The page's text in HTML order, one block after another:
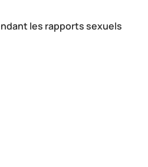
les rapports sexuels